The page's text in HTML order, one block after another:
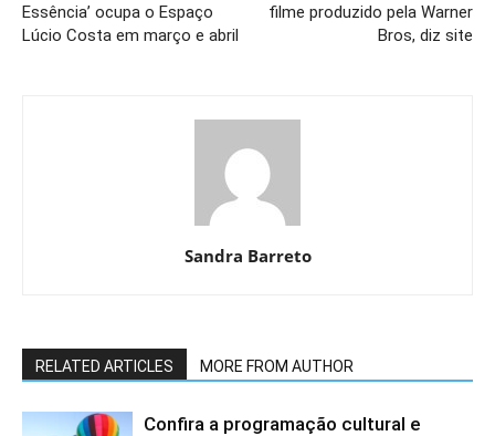
Essência’ ocupa o Espaço
Lúcio Costa em março e abril
filme produzido pela Warner
Bros, diz site
Sandra Barreto
RELATED ARTICLES MORE FROM AUTHOR
Confira a programação cultural e